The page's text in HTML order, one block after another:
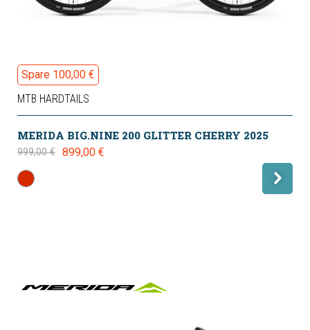
Spare 100,00 €
MTB HARDTAILS
MERIDA BIG.NINE 200 GLITTER CHERRY 2025
999,00 € 899,00 €